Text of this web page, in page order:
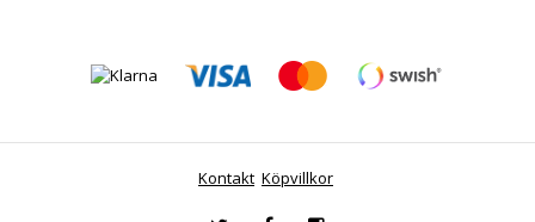
Kontakt Köpvillkor